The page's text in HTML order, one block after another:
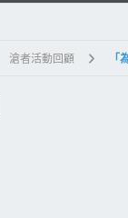
滄者活動回顧